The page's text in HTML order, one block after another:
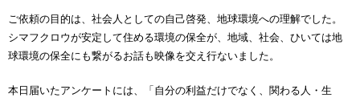
ご依頼の目的は、社会人としての自己啓発、地球環境への理解でした。
シマフクロウが安定して住める環境の保全が、地域、社会、ひいては地
球環境の保全にも繋がるお話も映像を交え行ないました。
本日届いたアンケートには、「自分の利益だけでなく、関わる人・生